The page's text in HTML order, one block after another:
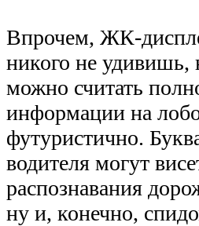
Впрочем, ЖК-
никого не
можно считать
информации на
футуристично.
водителя могут
распознавания
ну и, конечно,